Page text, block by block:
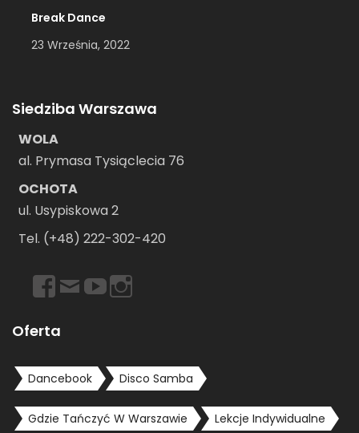
Break Dance
23 Września, 2022
Siedziba Warszawa
WOLA
al. Prymasa Tysiąclecia 76
OCHOTA
ul. Usypiskowa 2
Tel. (+48) 222-302-420
https://www.facebook.com/dancebookwarszawa
Emailhttps://www.youtube.com/user/dancebookpl
Oferta
Dancebook Disco Samba
Gdzie Tańczyć W Warszawie Lekcje Indywidualne